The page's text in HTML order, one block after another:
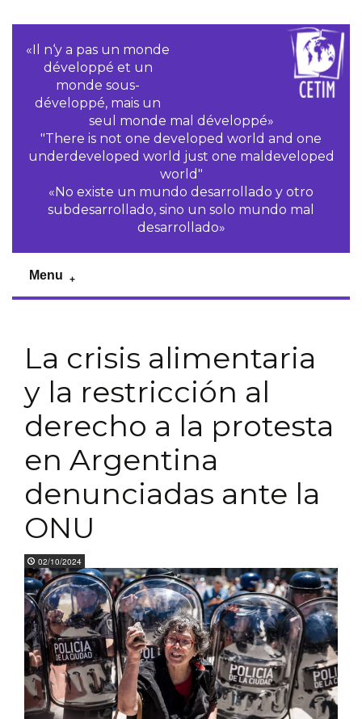
«Il n‘y a pas un monde
développé et un
monde sous-
développé, mais un
seul monde mal développé»
"There is not one developed world and one
underdeveloped world just one maldeveloped
world"
«No existe un mundo desarrollado y otro
subdesarrollado, sino un solo mundo mal
desarrollado»
Menu
La crisis alimentaria
y la restricción al
derecho a la protesta
en Argentina
denunciadas ante la
ONU
02/10/2024